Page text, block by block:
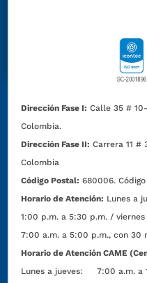
Dirección Fase I: Calle 35 #
Colombia.
Dirección Fase II: Carrera 11 #
Colombia
Código Postal: 680006.
Horario de Atención: Lunes a
1:00 p.m. a 5:30 p.m. /
7:00 a.m. a 5:00 p.m., con 30
Horario de Atención CAME
Lunes a jueves: 7:00 a.m. a